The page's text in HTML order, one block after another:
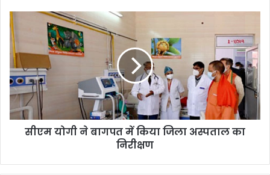
सीएम योगी ने बागपत में किया जिला अस्पताल का
निरीक्षण